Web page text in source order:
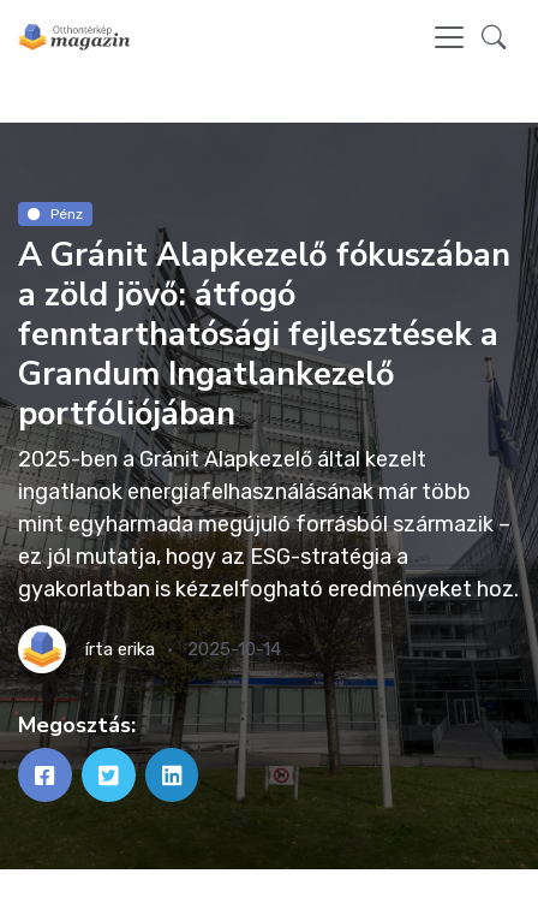
Pénz
A Gránit Alapkezelő fókuszában
a zöld jövő: átfogó
fenntarthatósági fejlesztések a
Grandum Ingatlankezelő
portfóliójában
2025-ben a Gránit Alapkezelő által kezelt
ingatlanok energiafelhasználásának már több
mint egyharmada megújuló forrásból származik –
ez jól mutatja, hogy az ESG-stratégia a
gyakorlatban is kézzelfogható eredményeket hoz.
írtaerika 2025-10-14
Megosztás: